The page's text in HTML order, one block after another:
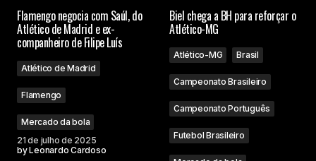
Flamengo negocia com Saúl, do
Atlético de Madrid e ex-
companheiro de Filipe Luís
Atlético de Madrid
Flamengo
Mercado da bola
21 de julho de 2025
byLeonardo Cardoso
Biel chega a BH para reforçar o
Atlético-MG
Atlético-MG Brasil
Campeonato Brasileiro
Campeonato Português
Futebol Brasileiro